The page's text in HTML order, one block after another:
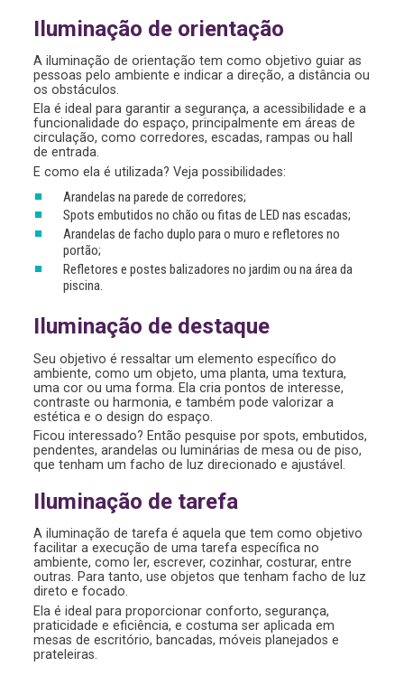
Iluminação de orientação
A iluminação de orientação tem como objetivo guiar as
pessoas pelo ambiente e indicar a direção, a distância ou
os obstáculos.
Ela é ideal para garantir a segurança, a acessibilidade e a
funcionalidade do espaço, principalmente em áreas de
circulação, como corredores, escadas, rampas ou hall
de entrada.
E como ela é utilizada? Veja possibilidades:
Arandelas na parede de corredores;
Spots embutidos no chão ou fitas de LED nas escadas;
Arandelas de facho duplo para o muro e refletores no
portão;
Refletores e postes balizadores no jardim ou na área da
piscina.
Iluminação de destaque
Seu objetivo é ressaltar um elemento específico do
ambiente, como um objeto, uma planta, uma textura,
uma cor ou uma forma. Ela cria pontos de interesse,
contraste ou harmonia, e também pode valorizar a
estética e o design do espaço.
Ficou interessado? Então pesquise por spots, embutidos,
pendentes, arandelas ou luminárias de mesa ou de piso,
que tenham um facho de luz direcionado e ajustável.
Iluminação de tarefa
A iluminação de tarefa é aquela que tem como objetivo
facilitar a execução de uma tarefa específica no
ambiente, como ler, escrever, cozinhar, costurar, entre
outras. Para tanto, use objetos que tenham facho de luz
direto e focado.
Ela é ideal para proporcionar conforto, segurança,
praticidade e eficiência, e costuma ser aplicada em
mesas de escritório, bancadas, móveis planejados e
prateleiras.